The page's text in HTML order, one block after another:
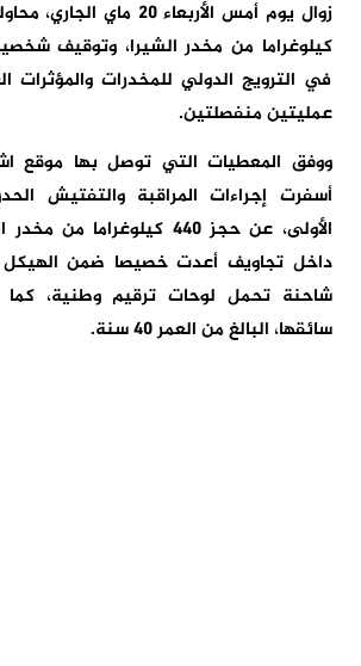
كيلوغراما من مخدر الشيرا، وتوقيف
في الترويج الدولي للمخدرات والمؤثرات
عمليتين منفصلتين.
ووفق المعطيات التي توصل بها موقع
أسفرت إجراءات المراقبة والتفتيش
الأولى، عن حجز 440
داخل تجاويف أعدت خصيصا ضمن الهيكل
شاحنة تحمل لوحات ترقيم وطنية،
سائقها، البالغ من العمر 40 سنة.